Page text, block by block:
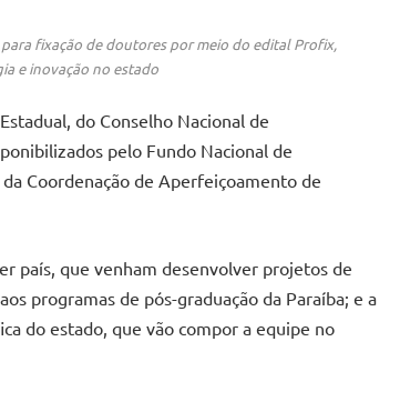
fixação de doutores por meio do edital Profix,
e inovação no estado
do Conselho Nacional de
pelo Fundo Nacional de
Coordenação de Aperfeiçoamento de
país, que venham desenvolver projetos de
programas de pós-graduação da Paraíba; e a
do estado, que vão compor a equipe no